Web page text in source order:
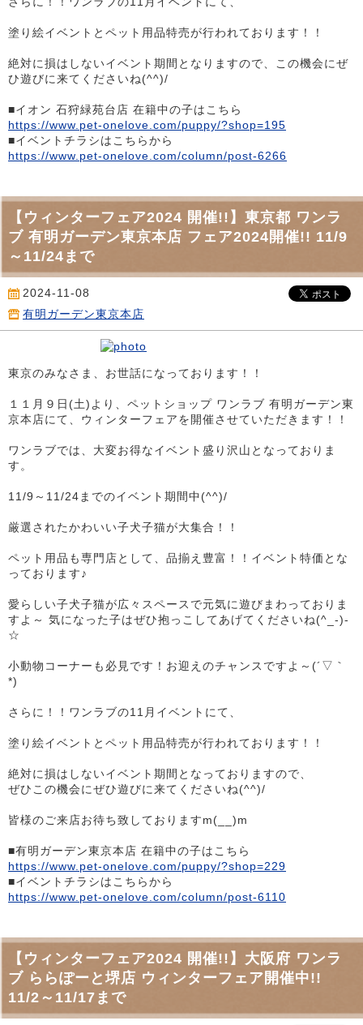
塗り絵イベントとペット用品特売が行われております！！
絶対に損はしないイベント期間となりますので、この機会にぜ
ひ遊びに来てくださいね(^^)/
■イオン 石狩緑苑台店 在籍中の子はこちら
https://www.pet-onelove.com/puppy/?shop=195
■イベントチラシはこちらから
https://www.pet-onelove.com/column/post-6266
【ウィンターフェア2024 開催!!】東京都 ワンラ
ブ 有明ガーデン東京本店 フェア2024開催!! 11/9
～11/24まで
2024-11-08
有明ガーデン東京本店
東京のみなさま、お世話になっております！！
１１月９日(土)より、ペットショップ ワンラブ 有明ガーデン東
京本店にて、ウィンターフェアを開催させていただきます！！
ワンラブでは、大変お得なイベント盛り沢山となっておりま
す。
11/9～11/24までのイベント期間中(^^)/
厳選されたかわいい子犬子猫が大集合！！
ペット用品も専門店として、品揃え豊富！！イベント特価とな
っております♪
愛らしい子犬子猫が広々スペースで元気に遊びまわっておりま
すよ～ 気になった子はぜひ抱っこしてあげてくださいね(^_-)-
☆
小動物コーナーも必見です！お迎えのチャンスですよ～(´▽｀
*)
さらに！！ワンラブの11月イベントにて、
塗り絵イベントとペット用品特売が行われております！！
絶対に損はしないイベント期間となっておりますので、
ぜひこの機会にぜひ遊びに来てくださいね(^^)/
皆様のご来店お待ち致しておりますm(__)m
■有明ガーデン東京本店 在籍中の子はこちら
https://www.pet-onelove.com/puppy/?shop=229
■イベントチラシはこちらから
https://www.pet-onelove.com/column/post-6110
【ウィンターフェア2024 開催!!】大阪府 ワンラ
ブ ららぽーと堺店 ウィンターフェア開催中!!
11/2～11/17まで